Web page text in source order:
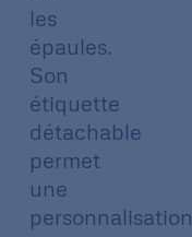
les
épaules.
Son
étiquette
détachable
permet
une
personnalisation